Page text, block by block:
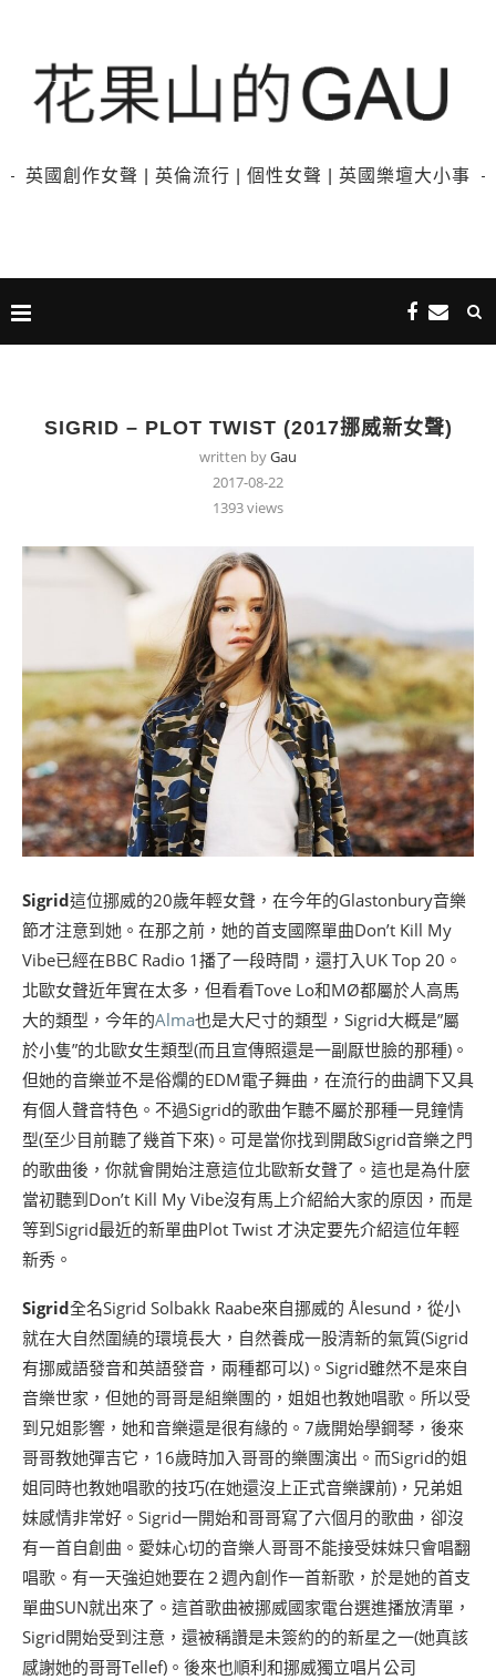
英國創作女聲 | 英倫流行 | 個性女聲 | 英國樂壇大小事
SIGRID – PLOT TWIST (2017挪威新女聲)
written byGau
2017-08-22
1393views
Sigrid這位挪威的20歲年輕女聲，在今年的Glastonbury音樂
節才注意到她。在那之前，她的首支國際單曲Don’t Kill My
Vibe已經在BBC Radio 1播了一段時間，還打入UK Top 20。
北歐女聲近年實在太多，但看看Tove Lo和MØ都屬於人高馬
大的類型，今年的Alma也是大尺寸的類型，Sigrid大概是”屬
於小隻”的北歐女生類型(而且宣傳照還是一副厭世臉的那種)。
但她的音樂並不是俗爛的EDM電子舞曲，在流行的曲調下又具
有個人聲音特色。不過Sigrid的歌曲乍聽不屬於那種一見鐘情
型(至少目前聽了幾首下來)。可是當你找到開啟Sigrid音樂之門
的歌曲後，你就會開始注意這位北歐新女聲了。這也是為什麼
當初聽到Don’t Kill My Vibe沒有馬上介紹給大家的原因，而是
等到Sigrid最近的新單曲Plot Twist 才決定要先介紹這位年輕
新秀。
Sigrid全名Sigrid Solbakk Raabe來自挪威的 Ålesund，從小
就在大自然圍繞的環境長大，自然養成一股清新的氣質(Sigrid
有挪威語發音和英語發音，兩種都可以)。Sigrid雖然不是來自
音樂世家，但她的哥哥是組樂團的，姐姐也教她唱歌。所以受
到兄姐影響，她和音樂還是很有緣的。7歲開始學鋼琴，後來
哥哥教她彈吉它，16歲時加入哥哥的樂團演出。而Sigrid的姐
姐同時也教她唱歌的技巧(在她還沒上正式音樂課前)，兄弟姐
妹感情非常好。Sigrid一開始和哥哥寫了六個月的歌曲，卻沒
有一首自創曲。愛妹心切的音樂人哥哥不能接受妹妹只會唱翻
唱歌。有一天強迫她要在２週內創作一首新歌，於是她的首支
單曲SUN就出來了。這首歌曲被挪威國家電台選進播放清單，
Sigrid開始受到注意，還被稱讚是未簽約的的新星之一(她真該
感謝她的哥哥Tellef)。後來也順利和挪威獨立唱片公司